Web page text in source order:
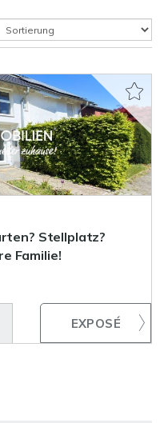
Stellplatz?
Familie!